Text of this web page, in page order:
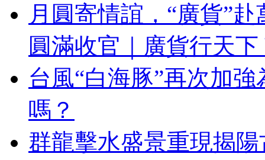
月圓寄情誼，“廣貨”
圓滿收官｜廣貨行天
台風“白海豚”再次加
嗎？
群龍擊水盛景重現揭陽